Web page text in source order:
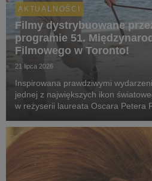
AKTUALNOŚCI
Filmy dystrybuowane
programie 51.
Filmowego w Toronto!
21 lipca 2026
Inspirowana prawdziwymi
jednej z największych ikon
w reżyserii laureata Oscara Petera
Festiwalu Filmowego w Toronto. W